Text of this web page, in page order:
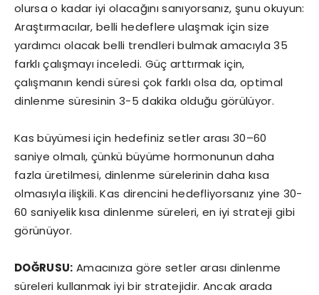
olursa o kadar iyi olacağını sanıyorsanız, şunu okuyun:
Araştırmacılar, belli hedeflere ulaşmak için size
yardımcı olacak belli trendleri bulmak amacıyla 35
farklı çalışmayı inceledi. Güç arttırmak için,
çalışmanın kendi süresi çok farklı olsa da, optimal
dinlenme süresinin 3-5 dakika olduğu görülüyor.
Kas büyümesi için hedefiniz setler arası 30–60
saniye olmalı, çünkü büyüme hormonunun daha
fazla üretilmesi, dinlenme sürelerinin daha kısa
olmasıyla ilişkili. Kas direncini hedefliyorsanız yine 30-
60 saniyelik kısa dinlenme süreleri, en iyi strateji gibi
görünüyor.
DOĞRUSU: Amacınıza göre setler arası dinlenme
süreleri kullanmak iyi bir stratejidir. Ancak arada